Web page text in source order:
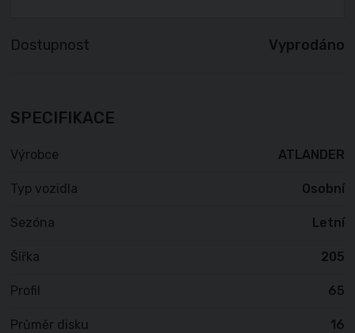
Dostupnost Vyprodáno
SPECIFIKACE
Výrobce ATLANDER
Typ vozidla Osobní
Sezóna Letní
Šířka 205
Profil 65
Průměr disku 16